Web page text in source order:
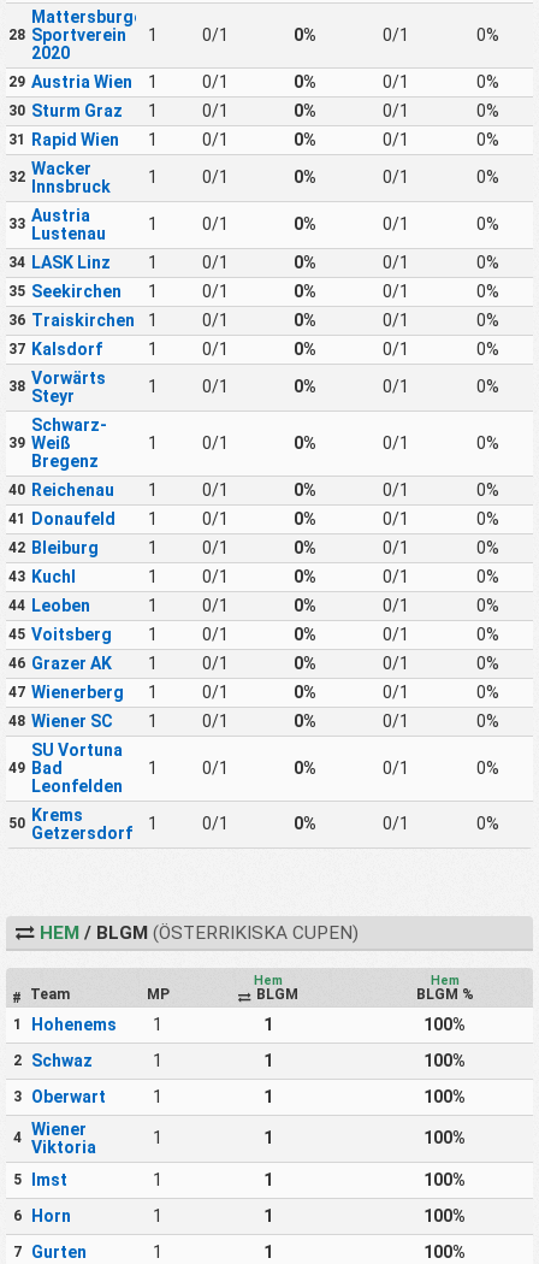
28
Mattersburger
Sportverein
2020
1 0/1 0% 0/1 0%
29 Austria Wien 1 0/1 0% 0/1 0%
30 Sturm Graz 1 0/1 0% 0/1 0%
31 Rapid Wien 1 0/1 0% 0/1 0%
32 Wacker
Innsbruck
1 0/1 0% 0/1 0%
33 Austria
Lustenau
1 0/1 0% 0/1 0%
34 LASK Linz 1 0/1 0% 0/1 0%
35 Seekirchen 1 0/1 0% 0/1 0%
36 Traiskirchen 1 0/1 0% 0/1 0%
37 Kalsdorf 1 0/1 0% 0/1 0%
38 Vorwärts
Steyr
1 0/1 0% 0/1 0%
39
Schwarz-
Weiß
Bregenz
1 0/1 0% 0/1 0%
40 Reichenau 1 0/1 0% 0/1 0%
41 Donaufeld 1 0/1 0% 0/1 0%
42 Bleiburg 1 0/1 0% 0/1 0%
43 Kuchl 1 0/1 0% 0/1 0%
44 Leoben 1 0/1 0% 0/1 0%
45 Voitsberg 1 0/1 0% 0/1 0%
46 Grazer AK 1 0/1 0% 0/1 0%
47 Wienerberg 1 0/1 0% 0/1 0%
48 Wiener SC 1 0/1 0% 0/1 0%
49
SU Vortuna
Bad
Leonfelden
1 0/1 0% 0/1 0%
50 Krems
Getzersdorf
1 0/1 0% 0/1 0%
HEM / BLGM (ÖSTERRIKISKA CUPEN)
# Team MP
Hem
BLGM
Hem
BLGM %
1
Hohenems 1 1 100%
2 Schwaz 1 1 100%
3 Oberwart 1 1 100%
4
Wiener
Viktoria
1 1 100%
5 Imst 1 1 100%
6 Horn 1 1 100%
7 Gurten 1 1 100%